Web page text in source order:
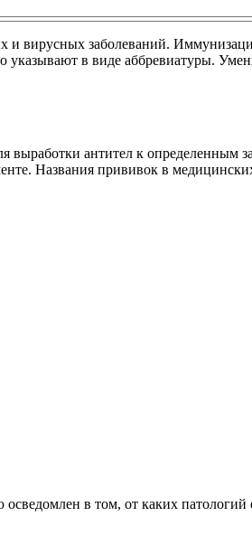
вирусных заболеваний.
в виде аббревиатуры.
выработки антител к определенным
Названия прививок в
в том, от каких